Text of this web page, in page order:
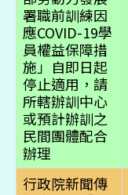
署職前訓練因
應COVID-19學
員權益保障措
施」自即日起
停止適用，請
所轄辦訓中心
或預計辦訓之
民間團體配合
辦理
行政院新聞傳